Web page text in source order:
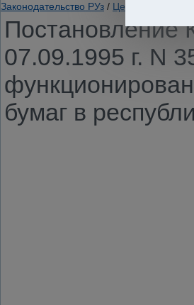
Законодательство РУз / Ценные бумаги.
Постановление
07.09.1995 г. N
бумаг в